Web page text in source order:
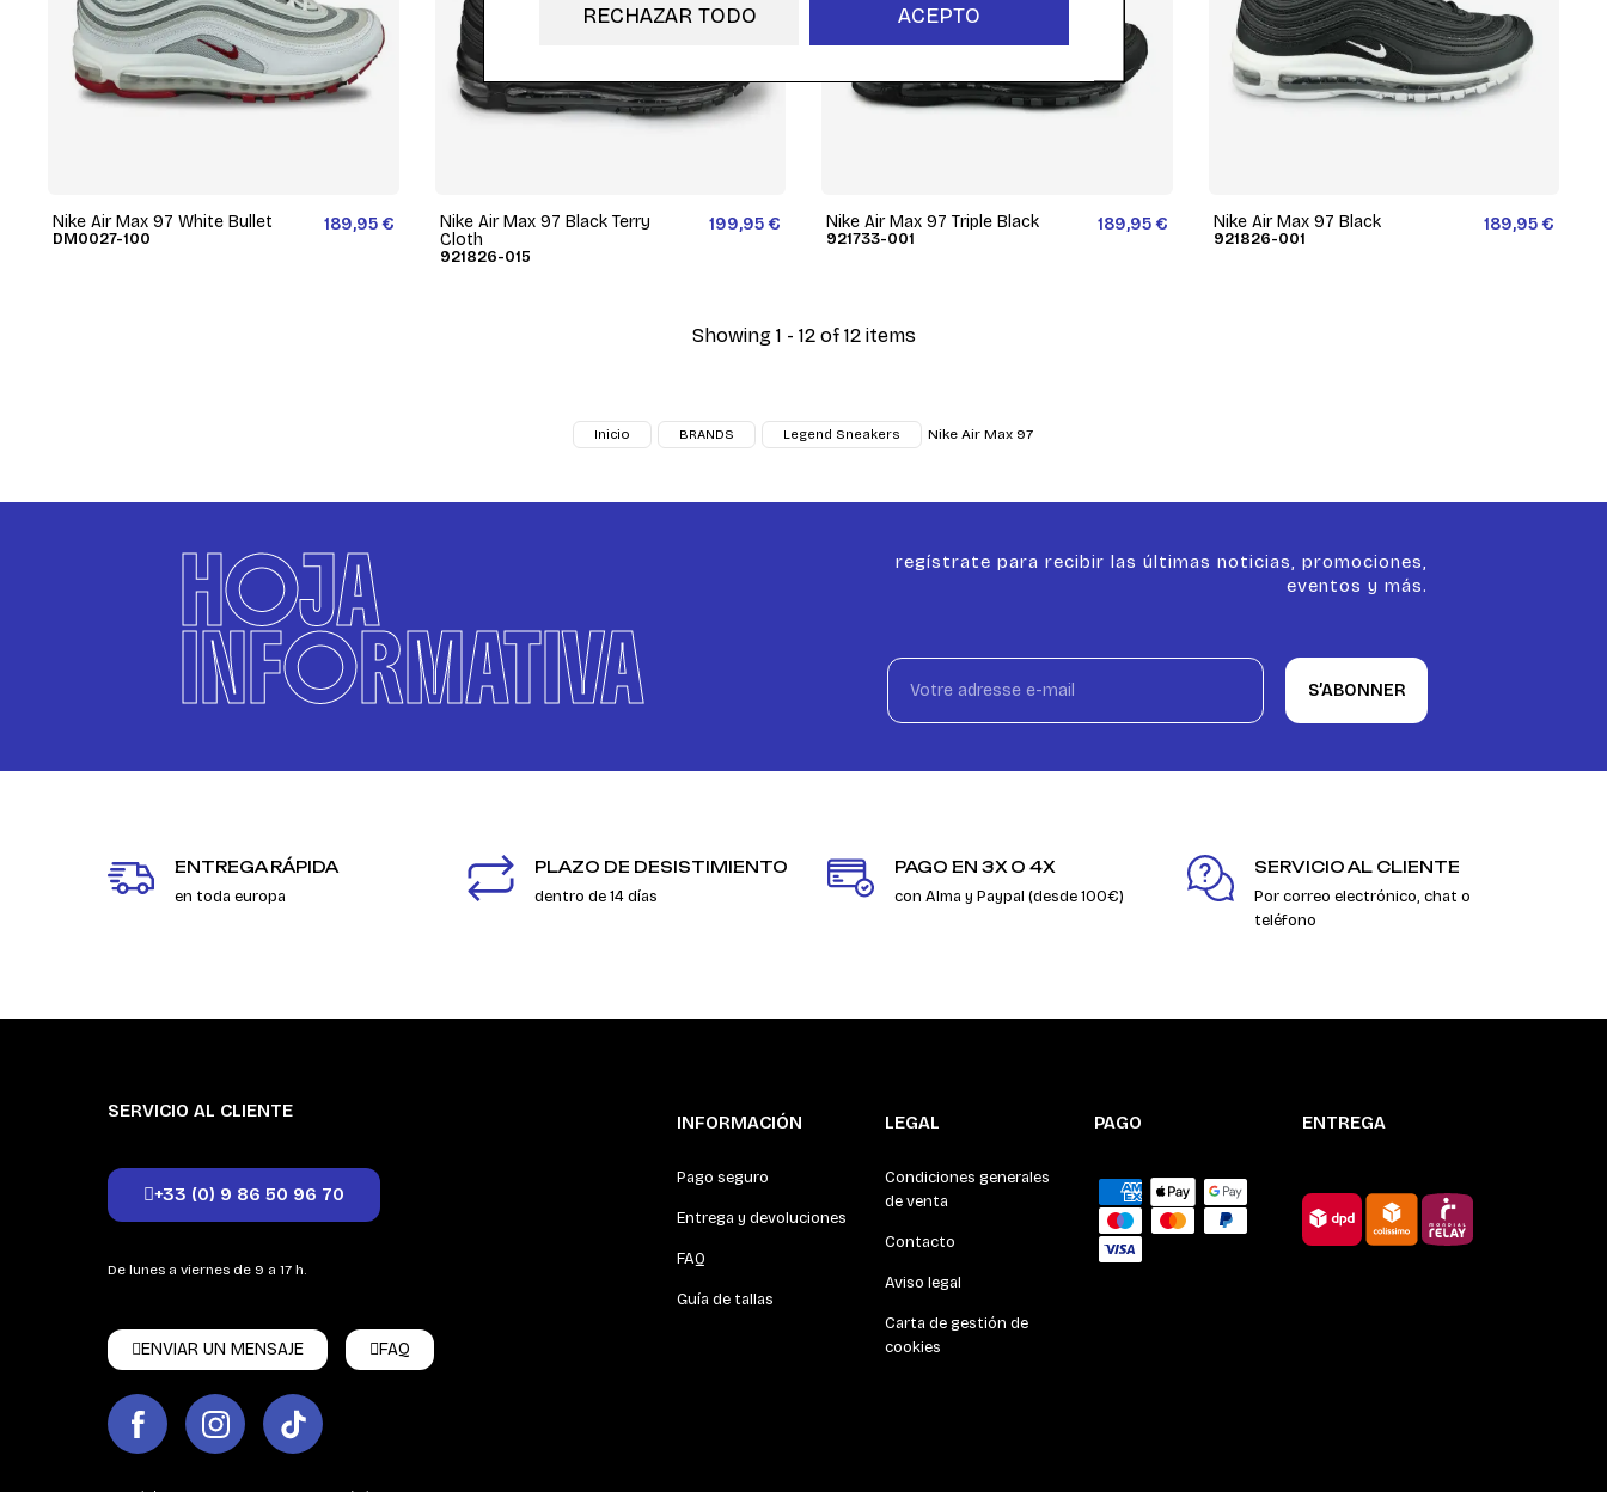
Nike Air Max 97 White Bullet
DM0027-100
189,95 €
Nike Air Max 97 Black Terry
Cloth
921826-015
199,95 € Nike Air Max 97 Triple Black
921733-001
189,95 € Nike Air Max 97 Black
921826-001
189,95 €
Showing 1 - 12 of 12 items
Inicio BRANDS Legend Sneakers Nike Air Max 97
HOJA
INFORMATIVA
regístrate para recibir las últimas noticias, promociones,
eventos y más.
S’ABONNER
ENTREGA RÁPIDA
en toda europa
PLAZO DE DESISTIMIENTO
dentro de 14 días
PAGO EN 3X O 4X
con Alma y Paypal (desde 100€)
SERVICIO AL CLIENTE
Por correo electrónico, chat o
teléfono
SERVICIO AL CLIENTE
+33 (0) 9 86 50 96 70
De lunes a viernes de 9 a 17 h.
ENVIAR UN MENSAJE FAQ
INFORMACIÓN
Pago seguro
Entrega y devoluciones
FAQ
Guía de tallas
LEGAL
Condiciones generales
de venta
Contacto
Aviso legal
Carta de gestión de
cookies
PAGO ENTREGA
RECHAZAR TODO ACEPTO